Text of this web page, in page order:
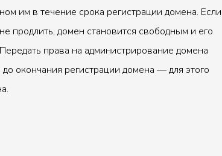
им в течение срока регистрации домена. Если
продлить, домен становится свободным и его
права на администрирование домена
окончания регистрации домена — для этого